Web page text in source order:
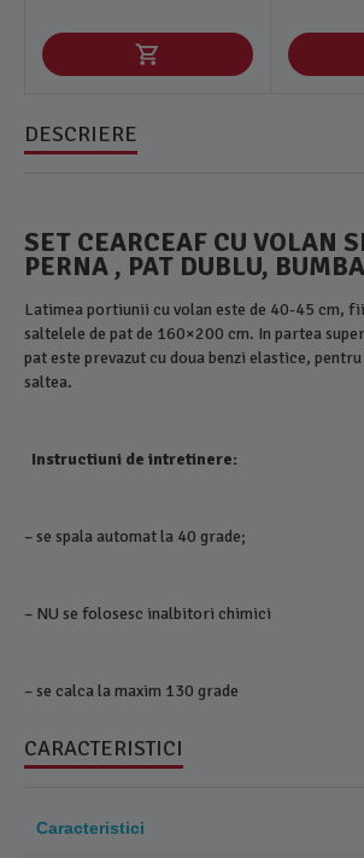
DESCRIERE
SET CEARCEAF CU VOLAN
PERNA , PAT DUBLU,
Latimea portiunii cu volan este de 40-45 cm,
saltelele de pat de 160×200 cm. In partea
pat este prevazut cu doua benzi elastice,
saltea.
Instructiuni de intretinere:
– se spala automat la 40 grade;
– NU se folosesc inalbitori chimici
– se calca la maxim 130 grade
CARACTERISTICI
Caracteristici